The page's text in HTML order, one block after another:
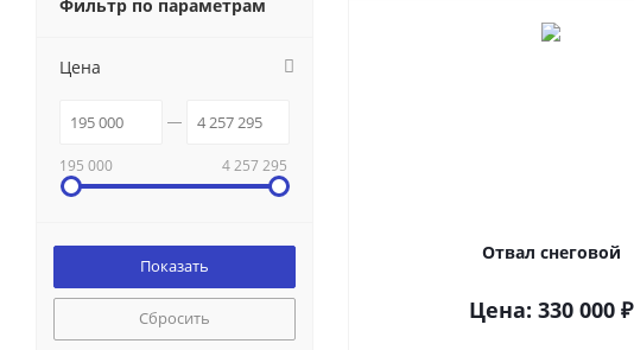
Отвал снеговой
Цена: 330 000 ₽
Фильтр по параметрам
Цена
195 000 4 257 295
Сбросить